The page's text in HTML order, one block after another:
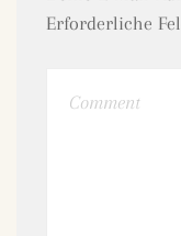
Erforderliche